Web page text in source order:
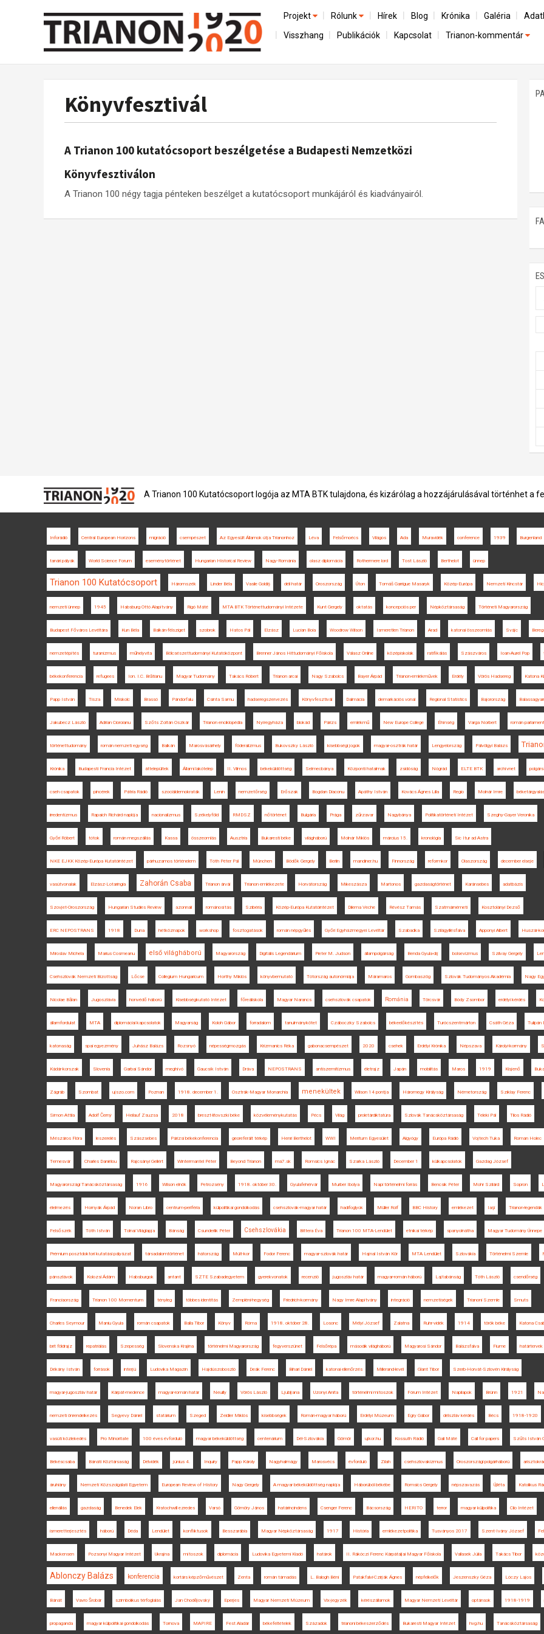
Projekt
Előzmények
Az összeomlás és a magyar társadalom
Utókor és emlékezet
Rólunk
A kutatócsoport működéséről
Hírek Blog Krónika Galéria
Visszhang Publikációk Kapcsolat Trianon-kommentár
Könyvfesztivál
A Trianon 100 kutatócsoport beszélgetése a Budapesti Nemzetközi
Könyvfesztiválon
A Trianon 100 négy tagja pénteken beszélget a kutatócsoport munkájáról és kiadványairól.
A Trianon 100 Kutatócsoport logója az MTA BTK tulajdona, és kizárólag a hozzájárulásával történhet a
Inforádió Central European Horizons migráció csempészet Az Egyesült Államok útja Trianonhoz Léva Felsőmoécs Világos Ada Muravidék conference 1939 Burgenland
tanári pályák World Science Forum eseménytörténet Hungarian Historical Review Nagy-Románia olasz diplomácia Rothermere lord Tost László Berthelot ünnep
Trianon 100 Kutatócsoport Háromszék Linder Béla Vasile Goldiș déli határ Oroszország Úton Tomáš Garrigue Masaryk Közép-Európa Nemzeti Kincstár
nemzeti ünnep 1945 Habsburg Ottó Alapítvány Rigó Máté MTA BTK Történettudományi Intézete Kunt Gergely oktatás koncepciós per Népköztársaság Történeti Magyarország
Budapest Főváros Levéltára Kun Béla Balkán-félsziget szobrok Hatos Pál Elzász Lucian Boia Woodrow Wilson Ismeretlen Trianon Arad katonai összeomlás Svájc
nemzetépítés turanizmus műhelyvita Bölcsészettudományi Kutatóközpont Brenner János Hittudományi Főiskola Válasz Online középiskolák ratifikálás Szászváros Ioan-Aurel Pop
békekonferencia refugees Ion. I.C. Brătianu Magyar Tudomány Takács Róbert Trianon arcai Nagy Szabolcs Bayer Árpád Trianon-emlékművek Erdély Vörös Hadsereg Katona
Papp István Tisza Miskolc Brassó Pándorfalu Csinta Samu hadseregszervezés Könyvfesztivál Dalmácia demarkációs vonal Regional Statistics Bajorország
Jakubecz László Adrian Cioroianu Szőts Zoltán Oszkár Trianon enciklopédia Nyíregyháza blokád Párizs emlékmű New Europe College Éhínség Varga Norbert román parlament
történettudomány román nemzeti egység Balkán Marosvásárhely föderalizmus Bukovszky László kisebbségi jogok magyar-osztrák határ Lengyelország Pálvölgyi Balázs
Krónika Budapesti Francia Intézet áttelepültek Állami lakótelep II. Vilmos békeküldöttség Selmecbánya Központi hatalmak zsidóság Nógrád ELTE BTK archívnet
cseh csapatok pincérek Pátria Rádió szociáldemokraták Lenin nemzetőrség Erőszak Bogdan Diaconu Apáthy István Kovács Ágnes Lilla Regio Molnár Imre
irredentizmus Rapaich Richárd naplója nacionalizmus Székelyföld RMDSZ nőtörténet Bulgária Prága zűrzavar Nagybánya Politikatörténeti Intézet Szeghy-Gayer Veronika
Győri Róbert tótok román megszállás Kassa összeomlás Ausztria Bukaresti béke világháború Molnár Miklós március 15. kronológia Sic Itur ad Astra
NKE EJKK Közép-Európa Kutatóintézet párhuzamos történelem Tóth Péter Pál München Bödők Gergely Berlin mandiner.hu Finnország reformkor Olaszország december elseje
vasútvonalak Elzász-Lotaringia Zahorán Csaba Trianon árvái Trianon emlékezete Horvátország Mikeszásza Martonos gazdaságtörténet Karánsebes adatbázis
Szovjet-Oroszország Hungarian Studies Review azonnali románosítás Szibéria Közép-Európa Kutatóintézet Dilema Veche Révész Tamás Szatmárnémeti Kosztolányi Dezső
ERC NEPOSTRANS 1918 Duna hétköznapok workshop fosztogatások román népgyűlés Győri Egyházmegyei Levéltár Szabadka Szilágyillésfalva Apponyi Albert Huszár-
Miroslav Michela Marius Cosmeanu első világháború Magyarország Digitális Legendárium Pieter M. Judson állampolgárság Benda Gyula-díj bolsevizmus Szilvay Gergely
Csehszlovák Nemzeti Bizottság Lőcse Collegium Hungaricum Horthy Miklós könyvbemutató Tótország autonómiája Máramaros Gombaszög Szlovák Tudományos Akadémia Nagy
Nicolae Bălan Jugoszlávia honvédő háború Kisebbségkutató Intézet főreáliskola Magyar Narancs csehszlovák csapatok Románia Törcsvár Bódy Zsombor erdélyi kérdés
államfordulat MTA diplomáciai kapcsolatok Magyarság Koloh Gábor forradalom tanulmánykötet Czáboczky Szabolcs békeelőkészítés Turócszentmárton Csáth Géza Tulipán
katonaság spai egyezmény Juhász Balázs Rozsnyó népességmozgás Krizmanics Réka gabonacsempészet 2020 csehek Erdélyi Krónika Népszava Károlyi-kormány
Kádár-korszak Slovenia Garbai Sándor meghívó Gaucsík István Dráva NEPOSTRANS antiszemitizmus életrajz Japán mobilitás Maros 1919 Kisjenő
Zágráb Szombat ujszo.com Poznan 1918. december 1. Osztrák-Magyar Monarchia menekültek Wilson 14 pontja Háromegy Királyság Németország Sziklay Ferenc
Simon Attila Adolf Černý Heilauf Zsuzsa 2018 breszt-litovszki béke közvéleménykutatás Pécs Világ proletárdiktatúra Szlovák Tanácsköztársaság Teleki Pál Tilos Rádió
Mészáros Flóra leszerelés Szászsebes Párizsi békekonferencia georeferált térkép Henri Berthelot WWI Meritum Egyesület Algyógy Európa Rádió Vojtech Tuka Roman Holec
Temesvár Charles Daniélou Rajcsányi Gellért Wintermantel Péter Beyond Trianon ma7.sk Romsics Ignác Szarka László December 1 külkapcsolatok Gazdag József
Magyarországi Tanácsköztársaság 1916 Wilson elnök Petrozsény 1918. október 30. Gyulafehérvár Murber Ibolya Napi történelmi forrás Bencsik Péter Mohr Szilárd Sopron
élelmezés Hornyák Árpád Noran Libro centrum-periféria külpolitikai gondolkodás csehszlovák-magyar határ hadifoglyok Müller Rolf BBC History emlékezet Iaşi Trianon-legendák
Felsőszék Tóth István Tolnai Világlapja Bánság Csunderlik Péter Csehszlovákia Bittera Éva Trianon 100 MTA-Lendület etnikai térkép spanyolnátha Magyar Tudomány Ünnepe
Prémium posztdoktori kutatási pályázat társadalomtörténet hátország Múlt-kor Fodor Ferenc magyar-szlovák határ Hajnal István Kör MTA Lendület Szlovákia Történelmi Szemle
pánszlávok Kolozsi Ádám Habsburgok antant SZTE Szabadegyetem gyerekvonatok recenzió jugoszláv határ magyar-román háború Lajtabánság Tóth László csendőrség
Franciaország Trianon 100 Momentum tényleg többes identitás Zempléni-hegység Friedrich-kormány Nagy Imre Alapítvány integráció nemzetiségek Trianoni Szemle Smuts
Charles Seymour Maniu Gyula román csapatok Balla Tibor Könyv Róma 1918. október 28. Losonc Mélyi József Zalatna Ruhr-vidék 1914 török béke Katona
brit földrajz repatriálás Szepesség Slovenska Krajina történelmi Magyarország fegyverszünet Felsőrépa második világháború Magyarosi Sándor Balázsfalva Fiume határtervek
Dékány István források interjú Ludovika Magazin Hajdúszoboszló Deák Ferenc Bihari Dániel katonai ellenőrzés Millerand-levél Glant Tibor Szerb-Horvát-Szlovén Királyság
magyar-jugoszláv határ Kárpát-medence magyar-román határ Neuilly Vörös László Ljubljana Uzonyi Anita történelmi mítoszok Fórum Intézet Napilapok Brünn 1921
nemzeti önrendelkezés Segyevy Dániel statárium Szeged Zeidler Miklós kisebbségek Román-magyar háború Erdélyi Múzeum Egry Gábor délszláv kérdés Bécs 1918-1920
vasúti közlekedés Pro Minoritate 100 éves évforduló magyar békeküldöttség centenárium Dél-Szlovákia Gömör ujkor.hu Kossuth Rádió Gali Máté Call for papers Szűts István
Békéscsaba Bánáti Köztársaság Délvidék június 4. Inquiry Papp Károly Nagyhalmágy Marosvécs évforduló Zilah csehszlovakizmus Oroszországi polgárháború
áruhiány Nemzeti Közszolgálati Egyetem European Review of History Nagy Gergely A magyar békeküldöttség naplója Háborúból békébe Romsics Gergely népszavazás Újléta Katolikus
ellenállás gazdaság Benedek Elek Kratochwill ezredes Varsó Gömöry János határincindens Csenger Ferenc Bácsország HERITO terror magyar külpolitika Clio Intézet
ismeretterjesztés háború Déda Lendület konfliktusok Besszarábia Magyar Népköztársaság 1917 História emlékezetpolitika Tusványos 2017 Szent-Ivány József
Mackensen Pozsonyi Magyar Intézet Ukrajna mítoszok diplomácia Ludovika Egyetemi Kiadó határok II. Rákóczi Ferenc Kárpátaljai Magyar Főiskola Vallasek Júlia Takács Tibor
Ablonczy Balázs konferencia kortárs képzőművészet Zenta román támadás L. Balogh Béni Patakfalvi-Czirják Ágnes népfelkelők Jeszenszky Géza Lóczy Lajos
Bánát Vavro Šrobár szimbolikus térfoglalás Jan Chodějovský Eperjes Magyar Nemzeti Múzeum Vix-jegyzék kérészállamok Magyar Nemzeti Levéltár optánsok 1918-1919
propaganda magyar külpolitikai gondolkodás Tornova MAPIRE Fest Aladár békefeltételek Századok trianoni békeszerződés Bukaresti Magyar Intézet hvg.hu Tanácsköztársaság